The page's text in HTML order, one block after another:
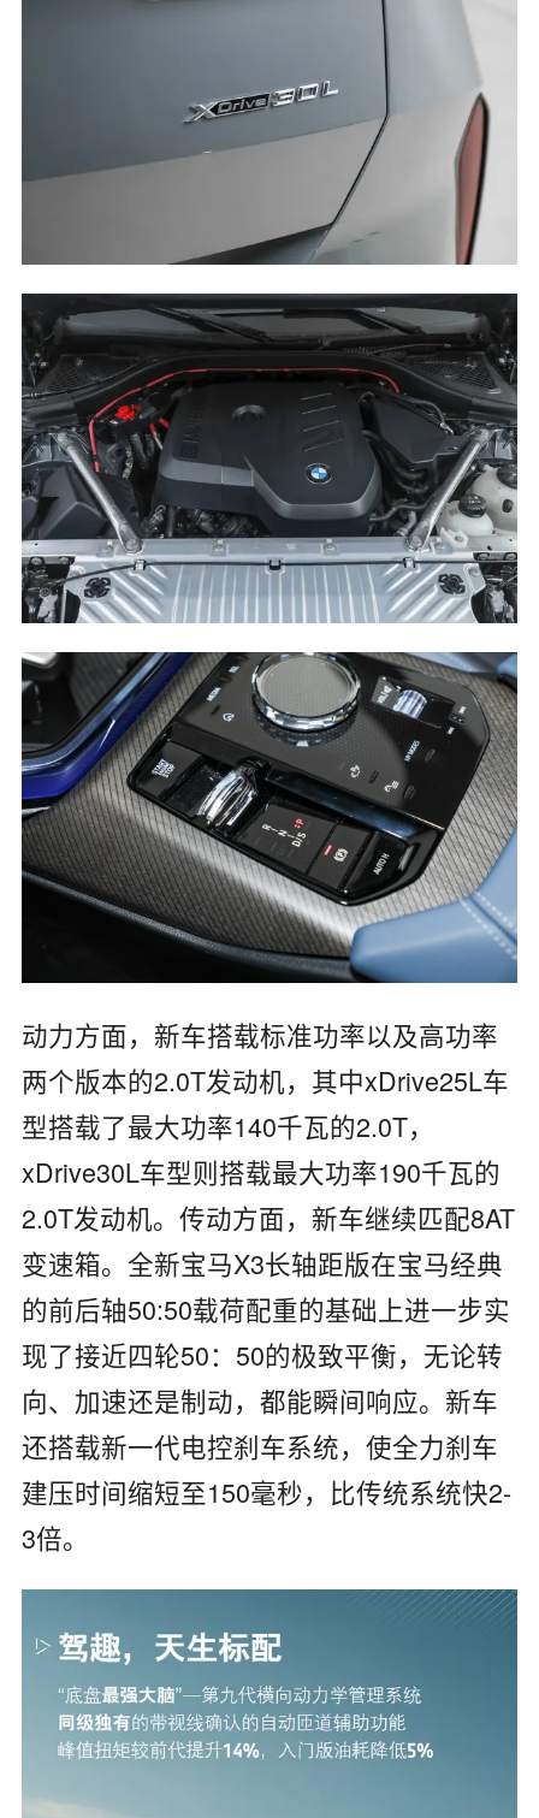
动力方面，新车搭载标准功率以及高功率
两个版本的2.0T发动机，其中xDrive25L车
型搭载了最大功率140千瓦的2.0T，
xDrive30L车型则搭载最大功率190千瓦的
2.0T发动机。传动方面，新车继续匹配8AT
变速箱。全新宝马X3长轴距版在宝马经典
的前后轴50:50载荷配重的基础上进一步实
现了接近四轮50： 50的极致平衡，无论转
向、加速还是制动，都能瞬间响应。新车
还搭载新一代电控刹车系统，使全力刹车
建压时间缩短至150毫秒，比传统系统快2-
3倍。